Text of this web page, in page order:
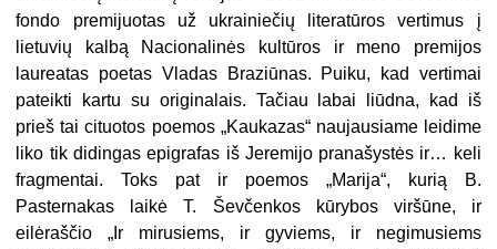
fondo premijuotas už ukrainiečių literatūros vertimus į
lietuvių kalbą Nacionalinės kultūros ir meno premijos
laureatas poetas Vladas Braziūnas. Puiku, kad vertimai
pateikti kartu su originalais. Tačiau labai liūdna, kad iš
prieš tai cituotos poemos „Kaukazas“ naujausiame leidime
liko tik didingas epigrafas iš Jeremijo pranašystės ir… keli
fragmentai. Toks pat ir poemos „Marija“, kurią B.
Pasternakas laikė T. Ševčenkos kūrybos viršūne, ir
eilėraščio „Ir mirusiems, ir gyviems, ir negimusiems